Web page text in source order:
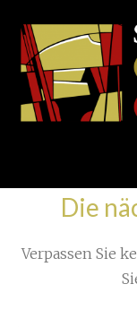
Skip
E.V.
Home
Die
Verpassen Sie